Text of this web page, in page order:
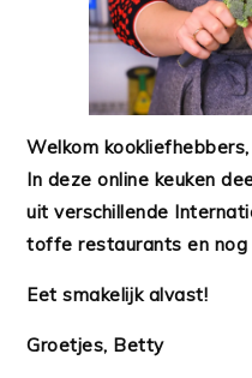
Welkom
In deze online keuken
uit verschillende
toffe restaurants en nog
Eet smakelijk alvast!
Groetjes, Betty